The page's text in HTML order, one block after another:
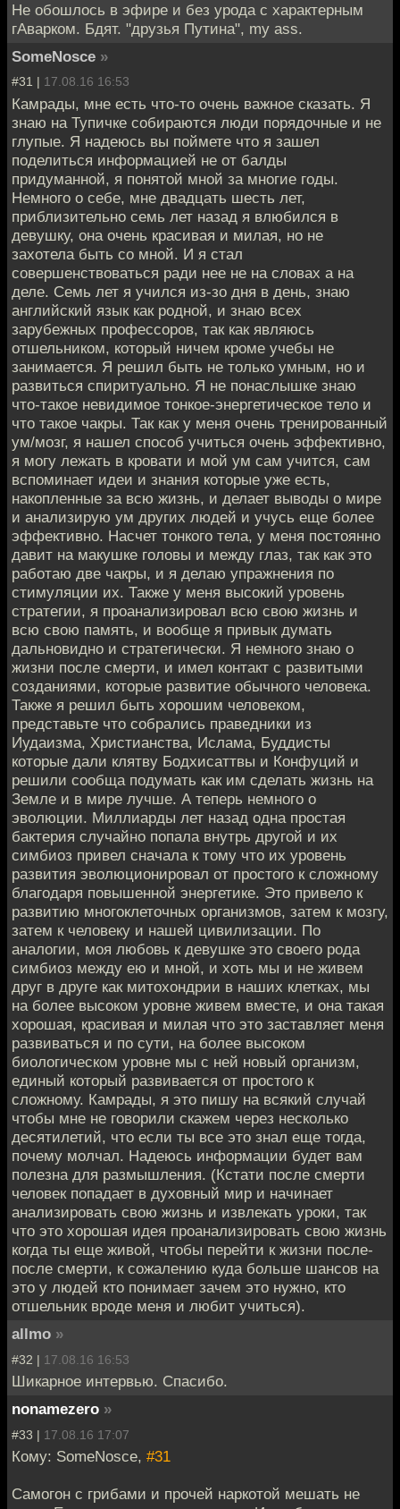
Не обошлось в эфире и без урода с характерным
гАварком. Бдят. "друзья Путина", my ass.
SomeNosce »
#31 | 17.08.16 16:53
Камрады, мне есть что-то очень важное сказать. Я
знаю на Тупичке собираются люди порядочные и не
глупые. Я надеюсь вы поймете что я зашел
поделиться информацией не от балды
придуманной, я понятой мной за многие годы.
Немного о себе, мне двадцать шесть лет,
приблизительно семь лет назад я влюбился в
девушку, она очень красивая и милая, но не
захотела быть со мной. И я стал
совершенствоваться ради нее не на словах а на
деле. Семь лет я учился из-зо дня в день, знаю
английский язык как родной, и знаю всех
зарубежных профессоров, так как являюсь
отшельником, который ничем кроме учебы не
занимается. Я решил быть не только умным, но и
развиться спиритуально. Я не понаслышке знаю
что-такое невидимое тонкое-энергетическое тело и
что такое чакры. Так как у меня очень тренированный
ум/мозг, я нашел способ учиться очень эффективно,
я могу лежать в кровати и мой ум сам учится, сам
вспоминает идеи и знания которые уже есть,
накопленные за всю жизнь, и делает выводы о мире
и анализирую ум других людей и учусь еще более
эффективно. Насчет тонкого тела, у меня постоянно
давит на макушке головы и между глаз, так как это
работаю две чакры, и я делаю упражнения по
стимуляции их. Также у меня высокий уровень
стратегии, я проанализировал всю свою жизнь и
всю свою память, и вообще я привык думать
дальновидно и стратегически. Я немного знаю о
жизни после смерти, и имел контакт с развитыми
созданиями, которые развитие обычного человека.
Также я решил быть хорошим человеком,
представьте что собрались праведники из
Иудаизма, Христианства, Ислама, Буддисты
которые дали клятву Бодхисаттвы и Конфуций и
решили сообща подумать как им сделать жизнь на
Земле и в мире лучше. А теперь немного о
эволюции. Миллиарды лет назад одна простая
бактерия случайно попала внутрь другой и их
симбиоз привел сначала к тому что их уровень
развития эволюционировал от простого к сложному
благодаря повышенной энергетике. Это привело к
развитию многоклеточных организмов, затем к мозгу,
затем к человеку и нашей цивилизации. По
аналогии, моя любовь к девушке это своего рода
симбиоз между ею и мной, и хоть мы и не живем
друг в друге как митохондрии в наших клетках, мы
на более высоком уровне живем вместе, и она такая
хорошая, красивая и милая что это заставляет меня
развиваться и по сути, на более высоком
биологическом уровне мы с ней новый организм,
единый который развивается от простого к
сложному. Камрады, я это пишу на всякий случай
чтобы мне не говорили скажем через несколько
десятилетий, что если ты все это знал еще тогда,
почему молчал. Надеюсь информации будет вам
полезна для размышления. (Кстати после смерти
человек попадает в духовный мир и начинает
анализировать свою жизнь и извлекать уроки, так
что это хорошая идея проанализировать свою жизнь
когда ты еще живой, чтобы перейти к жизни после-
после смерти, к сожалению куда больше шансов на
это у людей кто понимает зачем это нужно, кто
отшельник вроде меня и любит учиться).
allmo »
#32 | 17.08.16 16:53
Шикарное интервью. Спасибо.
nonamezero »
#33 | 17.08.16 17:07
Кому: SomeNosce, #31
Самогон с грибами и прочей наркотой мешать не